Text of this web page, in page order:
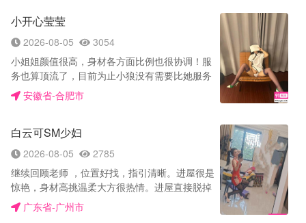
底下会呼吸，会夹着你的JJ，最后九浅一深，三
长一短，现在服务认真的不好找了，服务一点不
糊弄! qq：1312303920 微信：A4210977
主动过来帮忙擦干身体，调情时那种女友感特别
足，完全不会让人觉得生疏或尴尬。她很懂得营
造氛围，主动但从不突兀，整个节奏把握得刚刚
好，让人很自然地就进入了状态。 她精心准备了
两套不同风格的衣服——一套可爱风，一套性感
风，每一套都很合身，能看出是用心挑选过的。
同的体位爱爱，她的配合度非常高。无论是眼神
交流还是肢体互动都很默契到位，既满足了视觉
上的享受，也给了我心理上的极大满足感。全程
她都不赶时间，主动却不急躁，会细心观察我的
反应来调整节奏，让人觉得特别放松自在，感觉
她自己也在真心享受这个过程，她喜欢被草 被内
小开心莹莹
2026-08-05
3054
小姐姐颜值很高，身材各方面比例也很协调！服
务也算顶流了，目前为止小狼没有需要比她服务
好的。而且服务过程中一点也不机车，各种姿势
十分配合！我个人比较喜欢让她在上面坐莲，屁
流的过程，视觉直接拉满！还喜欢让老师撅着屁
股后入，特别爽。。
安徽省-合肥市
白云可SM少妇
2026-08-05
2785
继续回顾老师 ，位置好找，指引清晰。进屋很是
惊艳，身材高挑温柔大方很热情。进屋直接脱掉
衣服，中午洗了澡出来简单冲洗一下。进屋老师
要求穿什么情趣，老师开始用奶子洗面，好没有
广东省-广州市